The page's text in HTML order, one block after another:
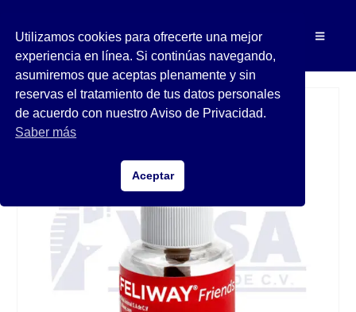
Utilizamos cookies para ofrecerte una mejor
experiencia en línea. Si continúas navegando,
asumiremos que aceptas plenamente y sin
reservas el tratamiento de tus datos personales
de acuerdo con nuestro Aviso de Privacidad.
Saber más
Aceptar